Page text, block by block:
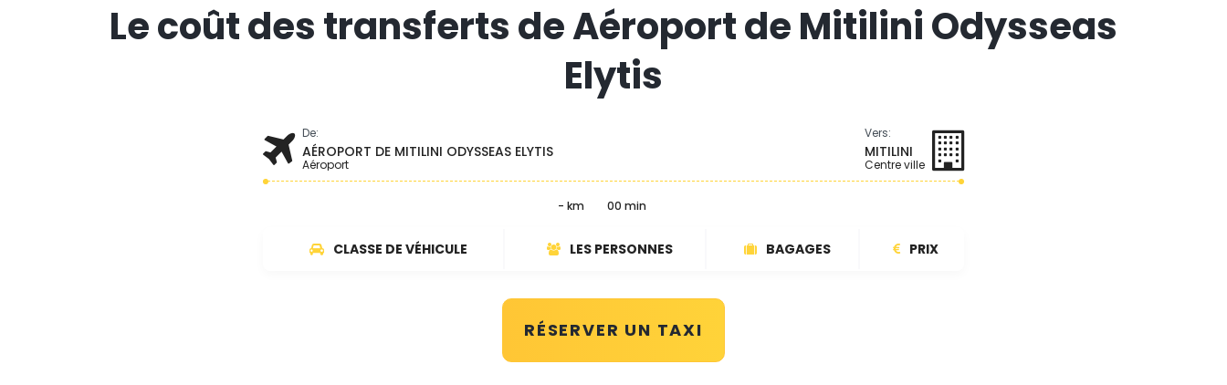
Le coût des transferts de Aéroport de Mitilini Odysseas
Elytis
De:
AÉROPORT DE MITILINI ODYSSEAS ELYTIS
Aéroport
Vers:
MITILINI
Centre ville
- km 00 min
CLASSE DE VÉHICULE LES PERSONNES BAGAGES PRIX
RÉSERVER UN TAXI